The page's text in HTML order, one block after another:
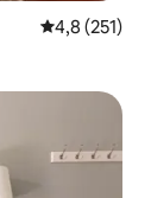
Évaluation
4,8 (251)